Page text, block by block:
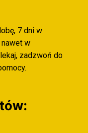
7 dni w
w
zadzwoń do